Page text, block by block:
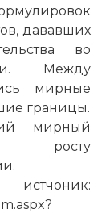
дававших
во
Между
мирные
границы.
мирный
росту